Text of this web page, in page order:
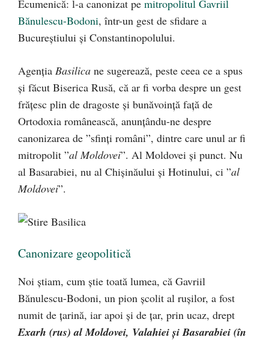
Ecumenică: l-a canonizat pe mitropolitul Gavriil
Bănulescu-Bodoni, într-un gest de sfidare a
Bucureștiului și Constantinopolului.
Agenția Basilica ne sugerează, peste ceea ce a spus
și făcut Biserica Rusă, că ar fi vorba despre un gest
frățesc plin de dragoste și bunăvoință față de
Ortodoxia românească, anunțându-ne despre
canonizarea de ”sfinți români”, dintre care unul ar fi
mitropolit ”al Moldovei”. Al Moldovei și punct. Nu
al Basarabiei, nu al Chișinăului și Hotinului, ci ”al
Moldovei”.
Canonizare geopolitică
Noi știam, cum știe toată lumea, că Gavriil
Bănulescu-Bodoni, un pion școlit al rușilor, a fost
numit de țarină, iar apoi și de țar, prin ucaz, drept
Exarh (rus) al Moldovei, Valahiei și Basarabiei (în